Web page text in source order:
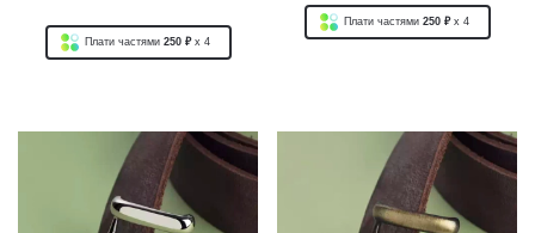
Плати частями 250 ₽ x 4
Плати частями 250 ₽ x 4